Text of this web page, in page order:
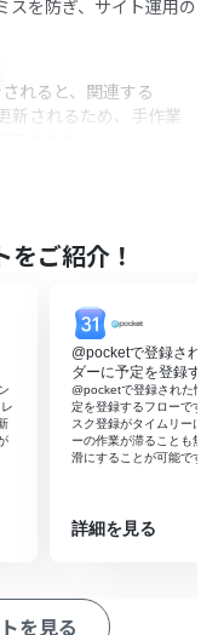
スを防ぎ、サイト運用の
れると、関連する
新されるため、手作業
をYoom
ーを選択し、「予定が
を設定して、監視するカ
を選択し、
して、更新された予定に
の「投稿
ます。
ご紹介！
@pocketで登録された
ダーに予定を登録する
@pocketで登録された情報
定を登録するフローです。
スク登録がタイムリーにな
ーの作業が滞ることも無く
滑にすることが可能です。
詳細を見る
を見る